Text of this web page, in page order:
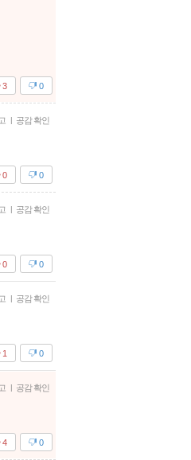
0
3
공감 확인
0
0
공감 확인
0
0
공감 확인
0
1
공감 확인
0
4